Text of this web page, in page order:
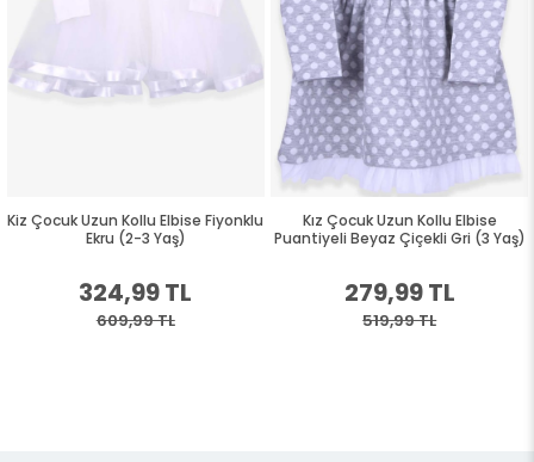
Fiyonklu
Kız Çocuk Uzun Kollu Elbise
Puantiyeli Beyaz Çiçekli Gri (3 Yaş)
279,99 TL
Kız Çocuk Uzun Kollu
Nakışlı Gri Melanj (2-
249,99 TL
459,99 TL